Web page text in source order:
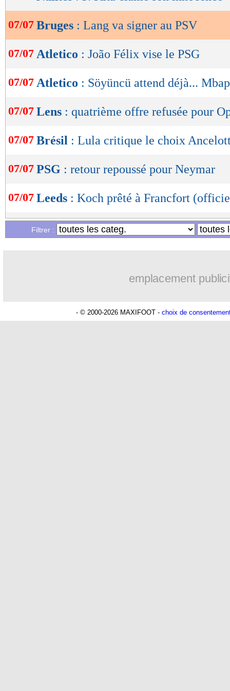
de
lecture
OK
07/07 Bruges : Lang va signer au PSV
07/07 Atletico : João Félix vise le PSG
07/07 Atletico : Söyüncü attend déjà...
07/07 Lens : quatrième offre refusée pour
07/07 Brésil : Lula critique le choix
07/07 PSG : retour repoussé pour Neymar
07/07 Leeds : Koch prêté à Francfort
07/07 Rangers: Dessers jusqu’en 2027
Liste des brèves du mer. 5 juillet 2023
Filtrer :
emplacement
- © 2000-2026 MAXIFOOT - choix de